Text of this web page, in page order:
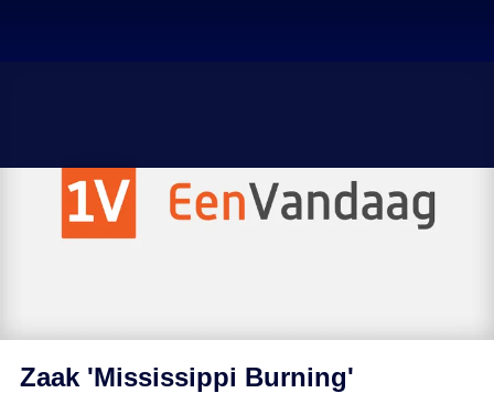
Zaak 'Mississippi Burning'